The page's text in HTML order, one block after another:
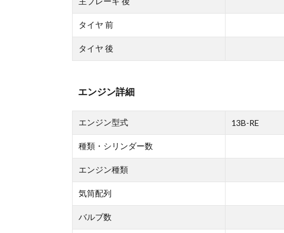
タイヤ 前
タイヤ 後
エンジン詳細
エンジン型式 13B-RE
種類・シリンダー数
エンジン種類
気筒配列
バルブ数